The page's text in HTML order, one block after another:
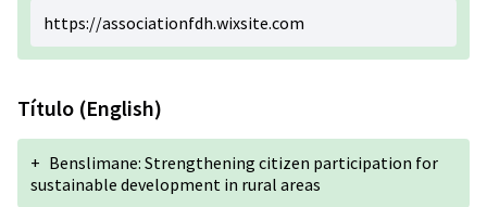
https://associationfdh.wixsite.com
Título (English)
+ Benslimane: Strengthening citizen participation for
sustainable development in rural areas